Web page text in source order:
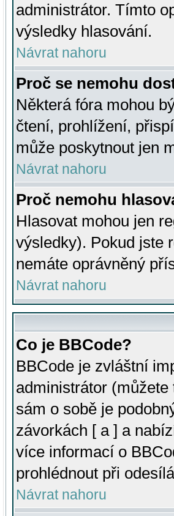
administrátor. Tímto
výsledky hlasování.
Návrat nahoru
Proč se nemohu
Některá fóra mohou
čtení, prohlížení,
může poskytnout jen
Návrat nahoru
Proč nemohu
Hlasovat mohou jen
výsledky). Pokud jste
nemáte oprávněný
Návrat nahoru
Co je BBCode?
BBCode je zvláštní
administrátor
sám o sobě je
závorkách [ a ] a
více informací o
prohlédnout při
Návrat nahoru